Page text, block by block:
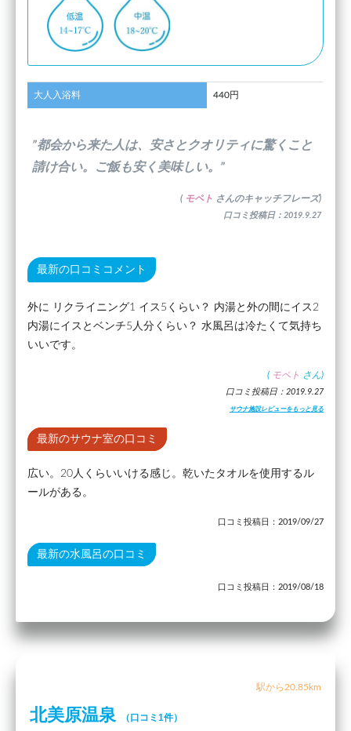
大人入浴料 440円
”都会から来た人は、安さとクオリティに驚くこと
請け合い。ご飯も安く美味しい。”
( モペト さんのキャッチフレーズ)
口コミ投稿日：2019.9.27
最新の口コミコメント
外に リクライニング1 イス5くらい？ 内湯と外の間にイス2
内湯にイスとベンチ5人分くらい？ 水風呂は冷たくて気持ち
いいです。
( モペト さん)
口コミ投稿日：2019.9.27
サウナ施設レビューをもっと見る
最新のサウナ室の口コミ
広い。20人くらいいける感じ。乾いたタオルを使用するル
ールがある。
口コミ投稿日：2019/09/27
最新の水風呂の口コミ
口コミ投稿日：2019/08/18
駅から20.85km
北美原温泉 （口コミ1件）